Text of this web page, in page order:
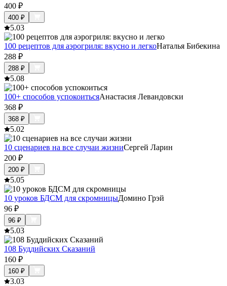
400 ₽
400 ₽
5.03
100 рецептов для аэрогриля: вкусно и легкоНаталья Бибекина
288 ₽
288 ₽
5.08
100+ способов успокоитьсяАнастасия Левандовски
368 ₽
368 ₽
5.02
10 сценариев на все случаи жизниСергей Ларин
200 ₽
200 ₽
5.05
10 уроков БДСМ для скромницыДомино Грэй
96 ₽
96 ₽
5.03
108 Буддийских Сказаний
160 ₽
160 ₽
3.03